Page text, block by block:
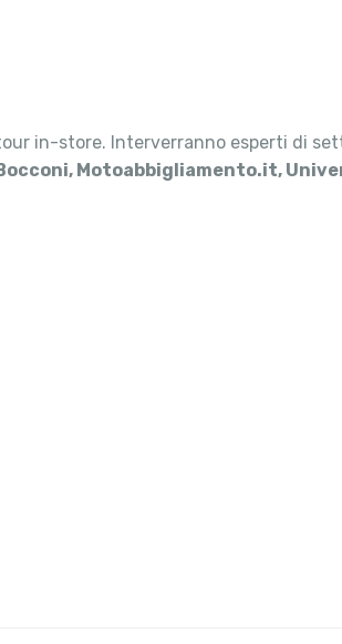
in-store. Interverranno esperti di
Motoabbigliamento.it,